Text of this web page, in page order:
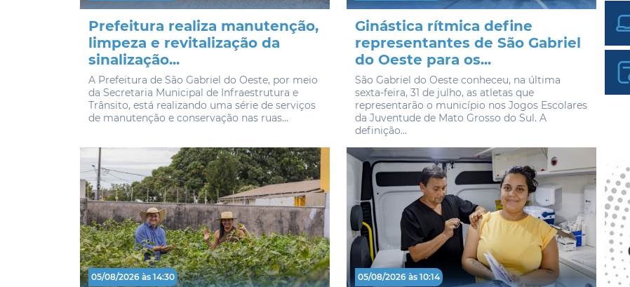
Prefeitura realiza manutenção,
limpeza e revitalização da
sinalização...
A Prefeitura de São Gabriel do Oeste, por meio
da Secretaria Municipal de Infraestrutura e
Trânsito, está realizando uma série de serviços
de manutenção e conservação nas ruas...
Ginástica rítmica define
representantes de São Gabriel
do Oeste para os...
São Gabriel do Oeste conheceu, na última
sexta-feira, 31 de julho, as atletas que
representarão o município nos Jogos Escolares
da Juventude de Mato Grosso do Sul. A
definição...
05/08/2026 às 14:30 05/08/2026 às 10:14